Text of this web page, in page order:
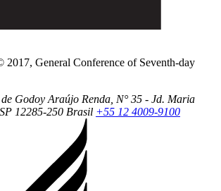
General Conference of Seventh-day
Godoy Araújo Renda, N° 35 - Jd. Maria
, SP 12285-250 Brasil +55 12 4009-9100